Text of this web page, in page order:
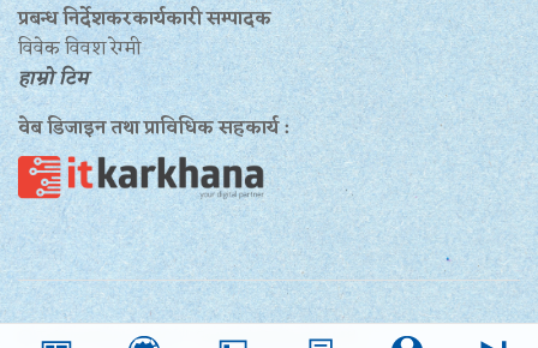
प्रबन्ध निर्देशकरकार्यकारी सम्पादक
विवेक विवश रेग्मी
हाम्रो टिम
वेब डिजाइन तथा प्राविधिक सहकार्य :
© TakuraNews 2020 ।। Gurukul Media (P) Ltd.